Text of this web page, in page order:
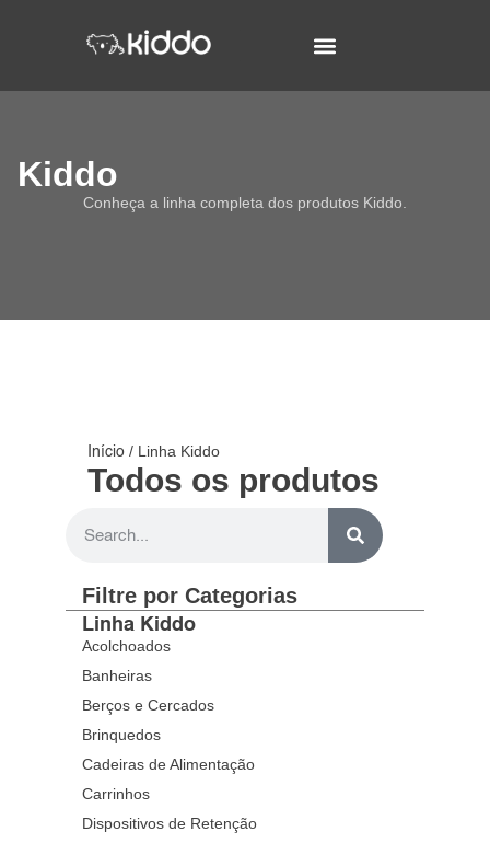
Kiddo
Conheça a linha completa dos produtos Kiddo.
Início / Linha Kiddo
Todos os produtos
Filtre por Categorias
Linha Kiddo
Acolchoados
Banheiras
Berços e Cercados
Brinquedos
Cadeiras de Alimentação
Carrinhos
Dispositivos de Retenção